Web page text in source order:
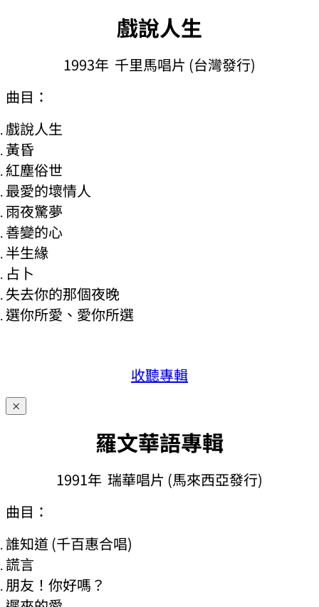
戲說人生
1993年 千里馬唱片 (台灣發行)
曲目：
戲說人生
黃昏
紅塵俗世
最愛的壞情人
雨夜驚夢
善變的心
半生緣
占卜
失去你的那個夜晚
選你所愛、愛你所選
收聽專輯
×
羅文華語專輯
1991年 瑞華唱片 (馬來西亞發行)
曲目：
誰知道 (千百惠合唱)
謊言
朋友！你好嗎？